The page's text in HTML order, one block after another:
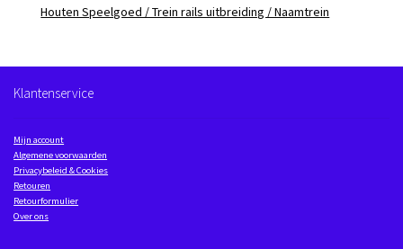
Houten Speelgoed / Trein rails uitbreiding / Naamtrein
Klantenservice
Mijn account
Algemene voorwaarden
Privacybeleid & Cookies
Retouren
Retourformulier
Over ons